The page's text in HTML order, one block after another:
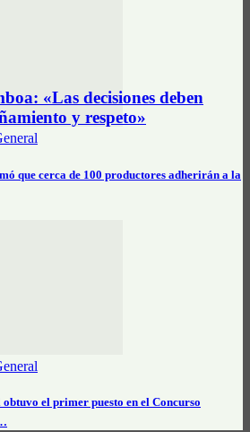
que cerca de 100 productores adherirán a la
el primer puesto en el Concurso
«Las decisiones deben
y respeto»